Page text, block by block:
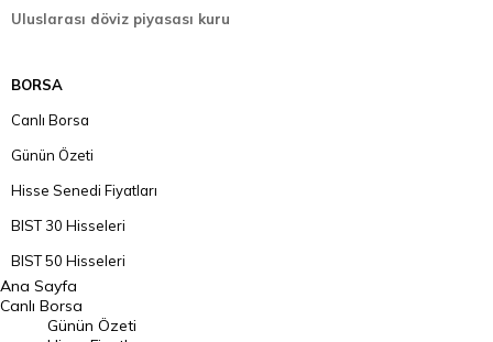
Uluslarası döviz piyasası kuru
BORSA
Canlı Borsa
Günün Özeti
Hisse Senedi Fiyatları
BIST 30 Hisseleri
BIST 50 Hisseleri
BIST 100 Hisseleri
En Çok Artan Hisseler
Ana Sayfa
Canlı Borsa
Günün Özeti